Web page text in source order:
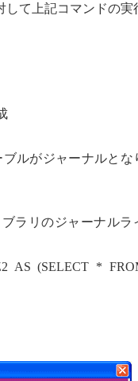
て上記コマンドの実
ルがジャーナルとな
ラリのジャーナルラ
AS (SELECT *